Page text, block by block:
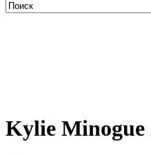
Kylie Minogue